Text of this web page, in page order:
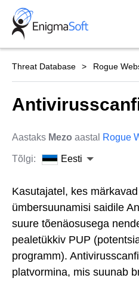
Skip
content
Threat Database Rogue
Aastaks Mezo aastal Rogue
Tõlgi: Eesti
Kasutajatel, kes
ümbersuunamisi saidile
suure tõenäosusega
pealetükkiv PUP
programm).
platvormina, mis suunab